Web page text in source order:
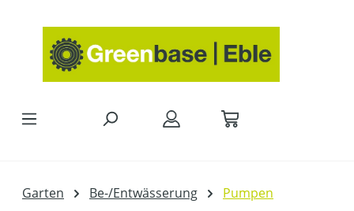
Garten Be-/Entwässerung Pumpen